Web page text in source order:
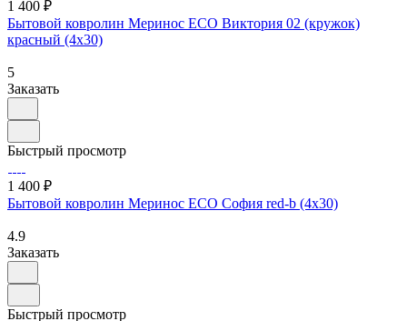
1 400 ₽
Бытовой ковролин Меринос ECO Виктория 02 (кружок)
красный (4х30)
5
Заказать
Быстрый просмотр
1 400 ₽
Бытовой ковролин Меринос ECO София red-b (4х30)
4.9
Заказать
Быстрый просмотр